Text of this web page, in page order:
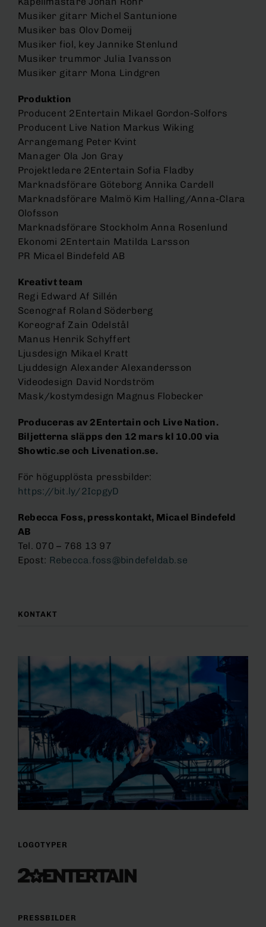
Musiker gitarr Michel Santunione
Musiker bas Olov Domeij
Musiker fiol, key Jannike Stenlund
Musiker trummor Julia Ivansson
Musiker gitarr Mona Lindgren
Produktion
Producent 2Entertain Mikael Gordon-Solfors
Producent Live Nation Markus Wiking
Arrangemang Peter Kvint
Manager Ola Jon Gray
Projektledare 2Entertain Sofia Fladby
Marknadsförare Göteborg Annika Cardell
Marknadsförare Malmö Kim Halling/Anna-Clara
Olofsson
Marknadsförare Stockholm Anna Rosenlund
Ekonomi 2Entertain Matilda Larsson
PR Micael Bindefeld AB
Kreativt team
Regi Edward Af Sillén
Scenograf Roland Söderberg
Koreograf Zain Odelstål
Manus Henrik Schyffert
Ljusdesign Mikael Kratt
Ljuddesign Alexander Alexandersson
Videodesign David Nordström
Mask/kostymdesign Magnus Flobecker
Produceras av 2Entertain och Live Nation.
Biljetterna släpps den 12 mars kl 10.00 via
Showtic.se och Livenation.se.
För högupplösta pressbilder:
https://bit.ly/2IcpgyD
Rebecca Foss, presskontakt, Micael Bindefeld
AB
Tel. 070 – 768 13 97
Epost: Rebecca.foss@bindefeldab.se
KONTAKT
LOGOTYPER
PRESSBILDER